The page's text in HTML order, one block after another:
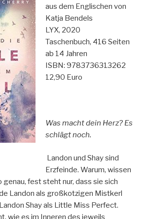
aus dem Englischen von
Katja Bendels
LYX, 2020
Taschenbuch, 416 Seiten
ab 14 Jahren
ISBN: 9783736313262
12,90 Euro
Was macht dein Herz? Es
schlägt noch.
Landon und Shay sind
Erzfeinde. Warum, wissen
fest steht nur, dass sie sich
Landon als großkotzigen Mistkerl
Shay als Little Miss Perfect.
wie es im Inneren des jeweils